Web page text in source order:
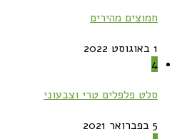
חמוצים מהירים
1 באוגוסט 2022
4
סלט פלפלים טרי וצבעוני
5 בפברואר 2021